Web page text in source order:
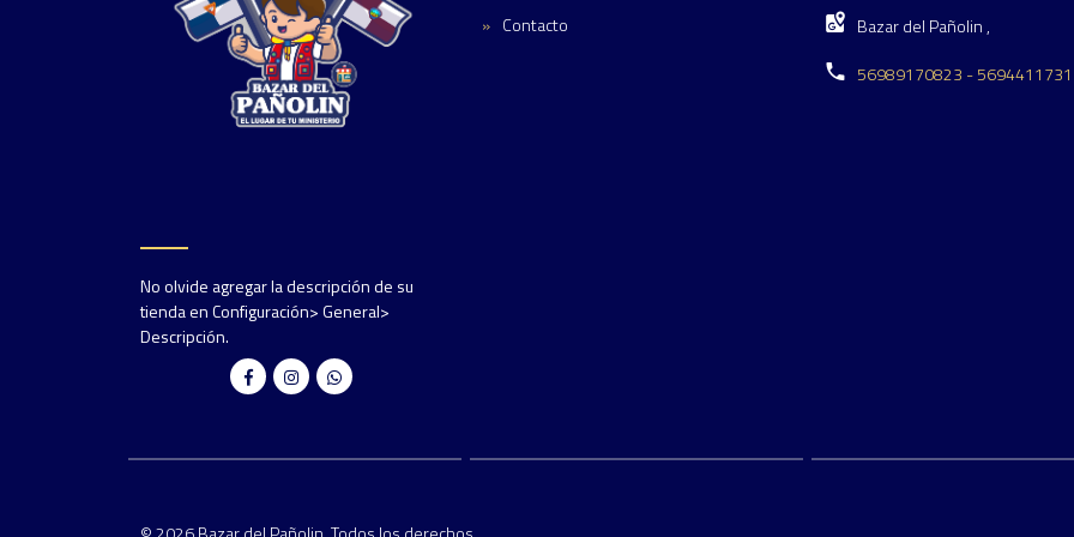
No olvide agregar la descripción de su
tienda en Configuración> General>
Descripción.
Contacto
Bazar del Pañolin ,
56989170823 -